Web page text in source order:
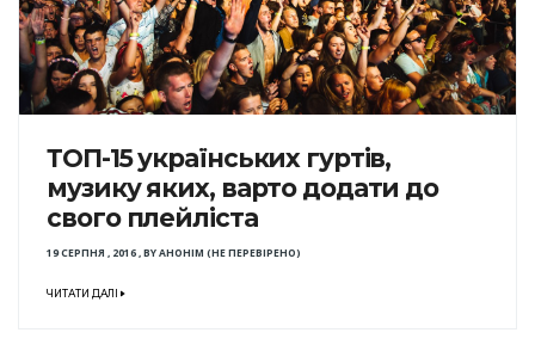
ТОП-15 українських гуртів,
музику яких, варто додати до
свого плейліста
19 СЕРПНЯ , 2016,BYАНОНІМ (НЕ ПЕРЕВІРЕНО)
ЧИТАТИ ДАЛІ